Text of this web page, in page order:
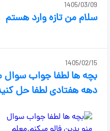
1405/03/09
سلام من تازه وارد هستم
1405/02/15
بچه ها لطفا جواب سوال
دهه هفتادی لطفا حل